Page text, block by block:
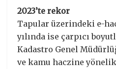
2023’te rekor
Tapular üzerindeki e-
yılında ise çarpıcı
Kadastro Genel
ve kamu haczine yönelik